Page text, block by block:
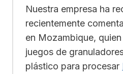
Nuestra empresa ha
recientemente
en Mozambique,
juegos de
plástico para procesar